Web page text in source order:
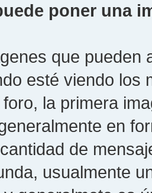
poner una
que pueden
esté viendo los
la primera
en
de
usualmente